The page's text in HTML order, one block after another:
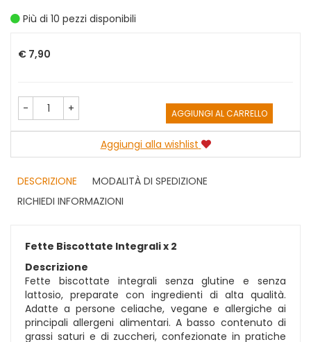
Più di 10 pezzi disponibili
€ 7,90
- + AGGIUNGI AL CARRELLO
Aggiungi alla wishlist
DESCRIZIONE
MODALITÀ DI SPEDIZIONE
RICHIEDI INFORMAZIONI
Fette Biscottate Integrali x 2
Descrizione
Fette biscottate integrali senza glutine e senza
lattosio, preparate con ingredienti di alta qualità.
Adatte a persone celiache, vegane e allergiche ai
principali allergeni alimentari. A basso contenuto di
grassi saturi e di zuccheri, confezionate in pratiche